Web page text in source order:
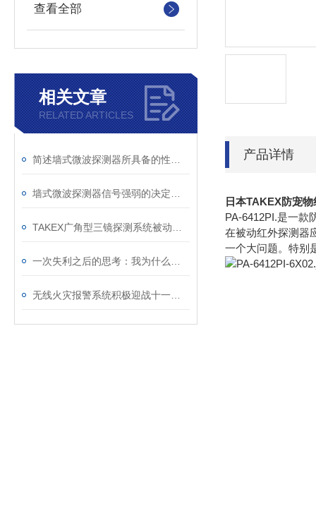
查看全部
相关文章
RELATED ARTICLES
产品详情
日本TAKEX防宠
PA-6412PI.是一款
在被动红外探测器
一个大问题。特别